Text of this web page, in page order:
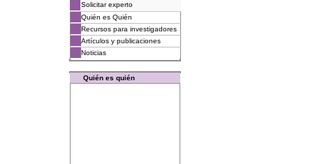
Solicitar experto
Quién es Quién
Recursos para investigadores
Artículos y publicaciones
Noticias
Quién es quién